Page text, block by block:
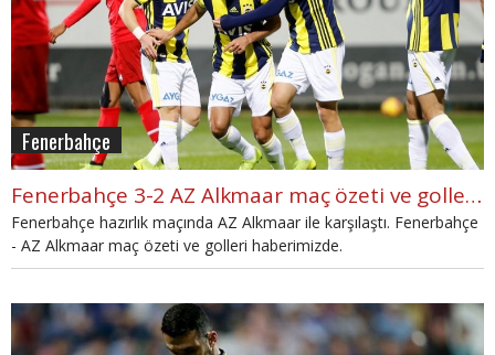
Fenerbahçe
Fenerbahçe 3-2 AZ Alkmaar maç özeti ve golleri (İZLE)
Fenerbahçe hazırlık maçında AZ Alkmaar ile karşılaştı. Fenerbahçe
- AZ Alkmaar maç özeti ve golleri haberimizde.